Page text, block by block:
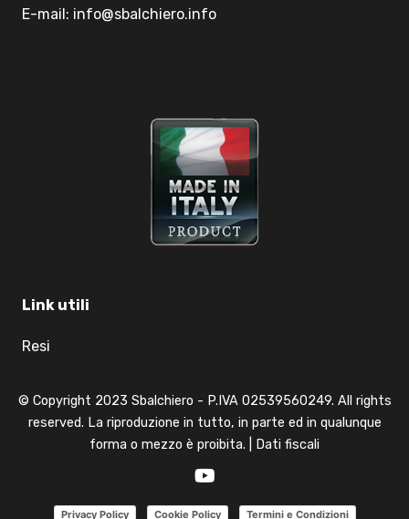
E-mail: info@sbalchiero.info
Link utili
Resi
© Copyright 2023 Sbalchiero - P.IVA 02539560249. All rights
reserved. La riproduzione in tutto, in parte ed in qualunque
forma o mezzo è proibita. | Dati fiscali
Privacy Policy Cookie Policy Termini e Condizioni